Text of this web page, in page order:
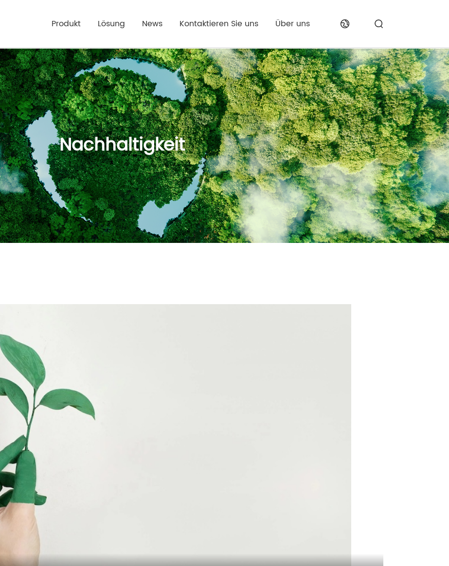
Produkt Lösung News Kontaktieren Sie uns Über uns
Nachhaltigkeit